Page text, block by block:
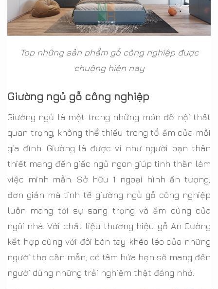
Top những sản phẩm gỗ công nghiệp được
chuộng hiện nay
Giường ngủ gỗ công nghiệp
Giường ngủ là một trong những món đồ nội thất
quan trọng, không thể thiếu trong tổ ấm của mỗi
gia đình. Giường là được ví như người bạn thân
thiết mang đến giấc ngủ ngon giúp tinh thần làm
việc minh mẫn. Sở hữu 1 ngoại hình ấn tượng,
đơn giản mà tinh tế giường ngủ gỗ công nghiệp
luôn mang tới sự sang trọng và ấm cúng của
ngôi nhà. Với chất liệu thương hiệu gỗ An Cường
kết hợp cùng với đôi bàn tay khéo léo của những
người thợ cần mẫn, có tâm hứa hẹn sẽ mang đến
người dùng những trải nghiệm thật đáng nhớ.